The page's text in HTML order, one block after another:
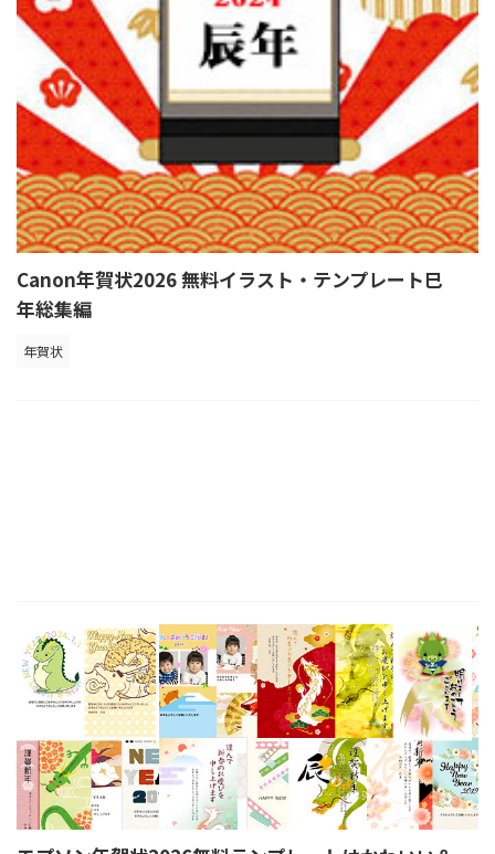
Canon年賀状2026 無料イラスト・テンプレート巳
年総集編
年賀状